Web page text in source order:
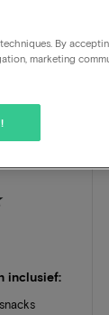
inclusief:
By
marketing